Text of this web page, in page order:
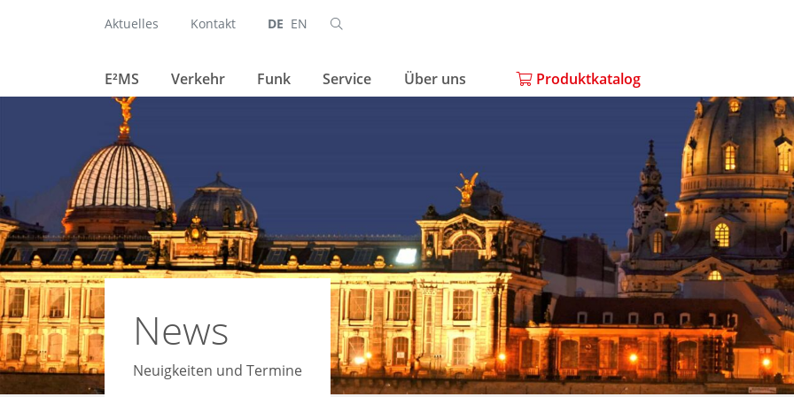
Aktuelles Kontakt DE EN
Navigation überspringen
E²MS Verkehr Funk Service Über uns Produktkatalog
News
Neuigkeiten und Termine